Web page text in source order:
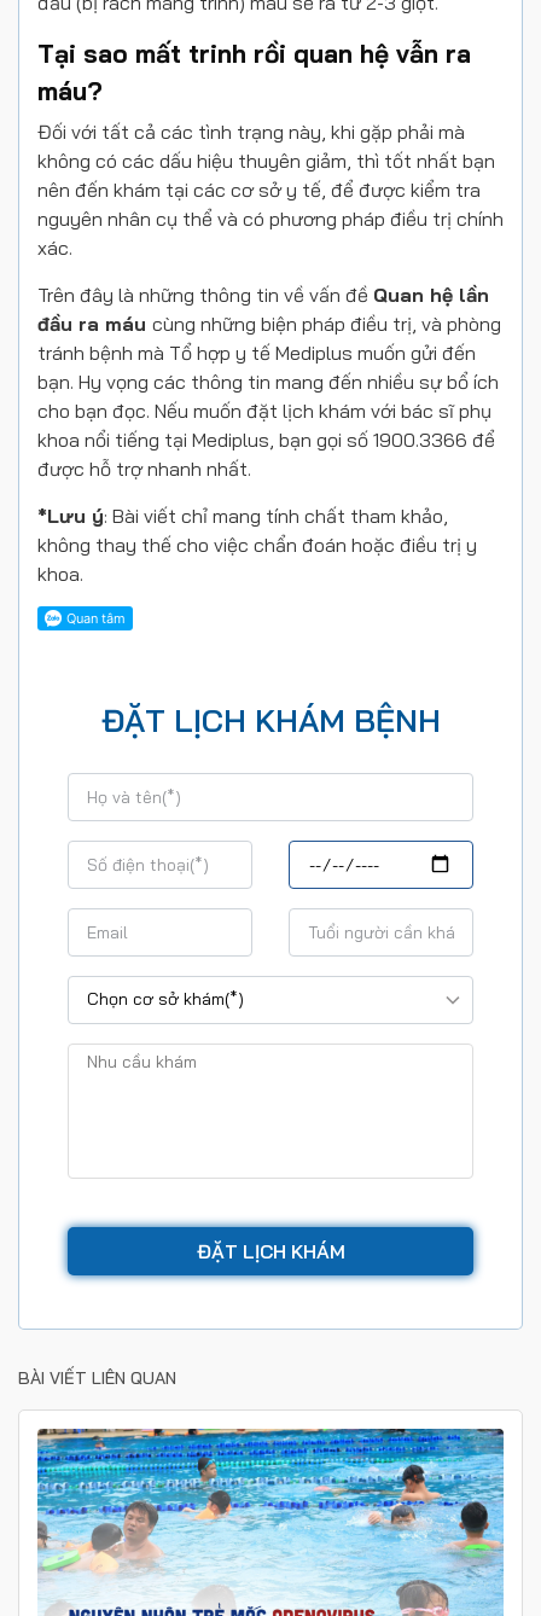
Tại sao mất trinh rồi quan hệ vẫn ra
máu?
Đối với tất cả các tình trạng này, khi gặp phải mà
không có các dấu hiệu thuyên giảm, thì tốt nhất bạn
nên đến khám tại các cơ sở y tế, để được kiểm tra
nguyên nhân cụ thể và có phương pháp điều trị chính
xác.
Trên đây là những thông tin về vấn đề Quan hệ lần
đầu ra máu cùng những biện pháp điều trị, và phòng
tránh bệnh mà Tổ hợp y tế Mediplus muốn gửi đến
bạn. Hy vọng các thông tin mang đến nhiều sự bổ ích
cho bạn đọc. Nếu muốn đặt lịch khám với bác sĩ phụ
khoa nổi tiếng tại Mediplus, bạn gọi số 1900.3366 để
được hỗ trợ nhanh nhất.
*Lưu ý: Bài viết chỉ mang tính chất tham khảo,
không thay thế cho việc chẩn đoán hoặc điều trị y
khoa.
ĐẶT LỊCH KHÁM BỆNH
BÀI VIẾT LIÊN QUAN